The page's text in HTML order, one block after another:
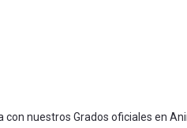
nuestros Grados oficiales en